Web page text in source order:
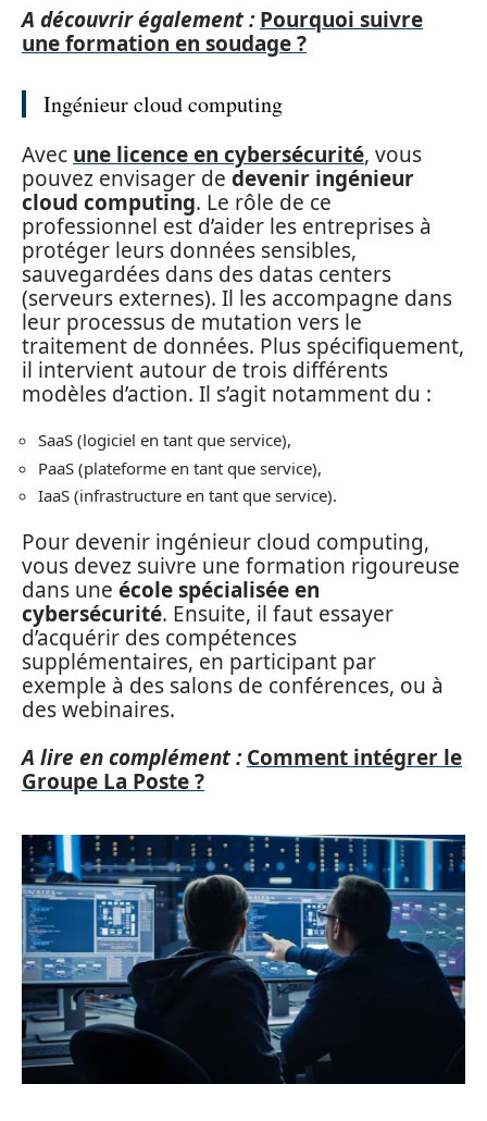
A découvrir également : Pourquoi suivre
une formation en soudage ?
Ingénieur cloud computing
Avec une licence en cybersécurité, vous
pouvez envisager de devenir ingénieur
cloud computing. Le rôle de ce
professionnel est d’aider les entreprises à
protéger leurs données sensibles,
sauvegardées dans des datas centers
(serveurs externes). Il les accompagne dans
leur processus de mutation vers le
traitement de données. Plus spécifiquement,
il intervient autour de trois différents
modèles d’action. Il s’agit notamment du :
SaaS (logiciel en tant que service),
PaaS (plateforme en tant que service),
IaaS (infrastructure en tant que service).
Pour devenir ingénieur cloud computing,
vous devez suivre une formation rigoureuse
dans une école spécialisée en
cybersécurité. Ensuite, il faut essayer
d’acquérir des compétences
supplémentaires, en participant par
exemple à des salons de conférences, ou à
des webinaires.
A lire en complément : Comment intégrer le
Groupe La Poste ?